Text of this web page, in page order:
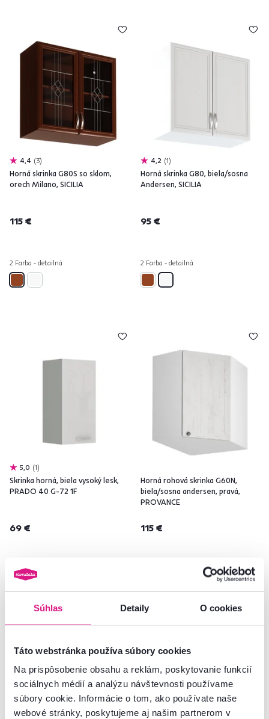
Súhlas Detaily O cookies
Táto webstránka používa súbory cookies
Na prispôsobenie obsahu a reklám, poskytovanie funkcií
sociálnych médií a analýzu návštevnosti používame
súbory cookie. Informácie o tom, ako používate naše
webové stránky, poskytujeme aj našim partnerom v
4,4 3
Horná skrinka G80S so sklom,
orech Milano, SICILIA
115 €
2 Farba - detailná
4,2 1
Horná skrinka G80, biela/sosna
Andersen, SICILIA
95 €
2 Farba - detailná
5,0 1
Skrinka horná, biela vysoký lesk,
PRADO 40 G-72 1F
69 €
2 Farba - detailná
Horná rohová skrinka G60N,
biela/sosna andersen, pravá,
PROVANCE
115 €